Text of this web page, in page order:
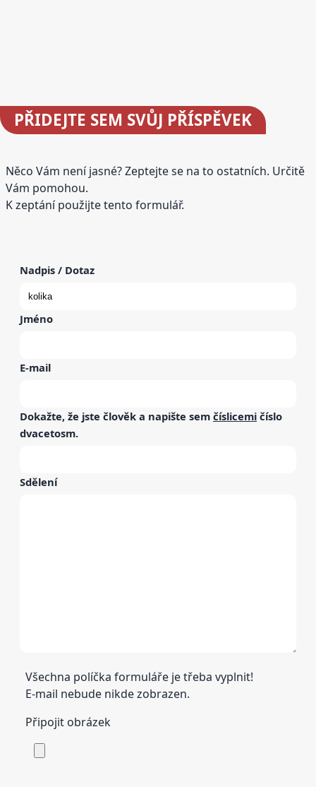
PŘIDEJTE SEM SVŮJ PŘÍSPĚVEK
Něco Vám není jasné? Zeptejte se na to ostatních. Určitě
Vám pomohou.
K zeptání použijte tento formulář.
Nadpis / Dotaz
Jméno
E-mail
Dokažte, že jste člověk a napište sem číslicemi číslo
dvacetosm.
Sdělení
Všechna políčka formuláře je třeba vyplnit!
E-mail nebude nikde zobrazen.
Připojit obrázek